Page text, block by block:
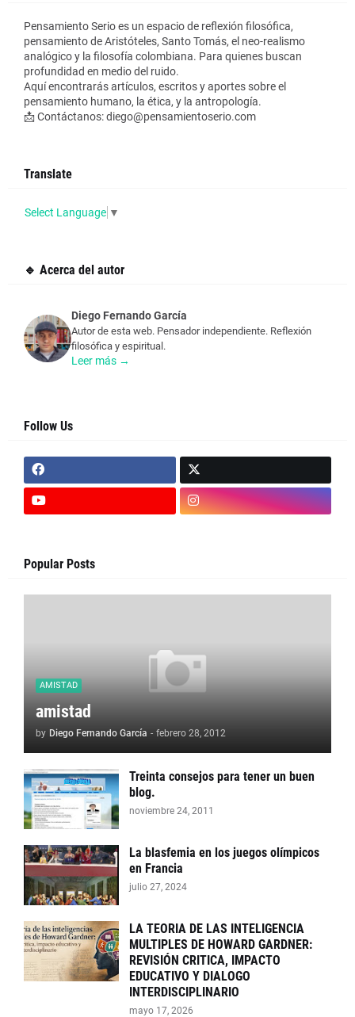
Pensamiento Serio es un espacio de reflexión filosófica,
pensamiento de Aristóteles, Santo Tomás, el neo-realismo
analógico y la filosofía colombiana. Para quienes buscan
profundidad en medio del ruido.
Aquí encontrarás artículos, escritos y aportes sobre el
pensamiento humano, la ética, y la antropología.
📩 Contáctanos: diego@pensamientoserio.com
Translate
Select Language ▼
🔹 Acerca del autor
Diego Fernando García
Autor de esta web. Pensador independiente. Reflexión
filosófica y espiritual.
Leer más →
Follow Us
Popular Posts
AMISTAD
amistad
by Diego Fernando García - febrero 28, 2012
Treinta consejos para tener un buen
blog.
noviembre 24, 2011
La blasfemia en los juegos olímpicos
en Francia
julio 27, 2024
LA TEORIA DE LAS INTELIGENCIA
MULTIPLES DE HOWARD GARDNER:
REVISIÓN CRITICA, IMPACTO
EDUCATIVO Y DIALOGO
INTERDISCIPLINARIO
mayo 17, 2026